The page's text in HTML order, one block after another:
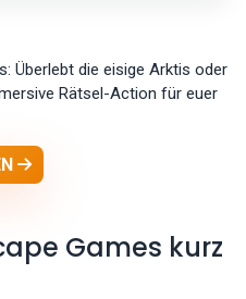
Überlebt die eisige Arktis oder
Rätsel-Action für euer
Games kurz